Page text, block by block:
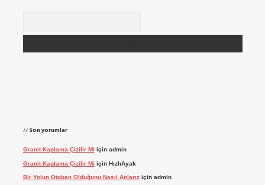
Son yorumlar
Granit Kaplama Çizilir Mi için admin
Granit Kaplama Çizilir Mi için HızlıAyak
Bir Yolun Otoban Olduğunu Nasıl Anlarıziçin admin